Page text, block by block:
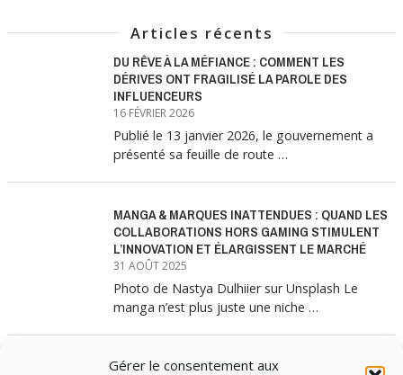
Gérer le consentement aux
Articles récents
DU RÊVE À LA MÉFIANCE : COMMENT LES
DÉRIVES ONT FRAGILISÉ LA PAROLE DES
INFLUENCEURS
16 FÉVRIER 2026
Publié le 13 janvier 2026, le gouvernement a
présenté sa feuille de route …
MANGA & MARQUES INATTENDUES : QUAND LES
COLLABORATIONS HORS GAMING STIMULENT
L’INNOVATION ET ÉLARGISSENT LE MARCHÉ
31 AOÛT 2025
Photo de Nastya Dulhiier sur Unsplash Le
manga n’est plus juste une niche …
MANGA & MARQUES : ANATOMIE D’UNE